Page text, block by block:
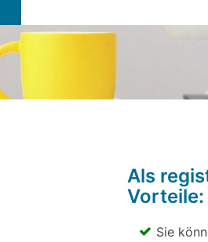
Als
Vorteile:
Sie